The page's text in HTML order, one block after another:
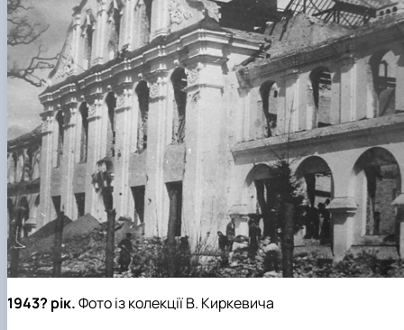
1943? рік.Фото із колекції В. Киркевича